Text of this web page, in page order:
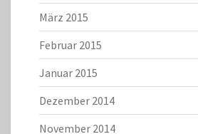
März 2015
Februar 2015
Januar 2015
Dezember 2014
November 2014